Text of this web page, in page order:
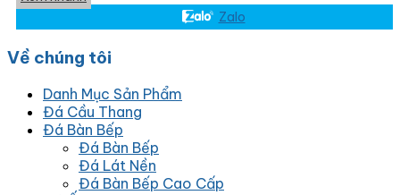
Zalo
Về chúng tôi
Danh Mục Sản Phẩm
Đá Cầu Thang
Đá Bàn Bếp
Đá Bàn Bếp
Đá Lát Nền
Đá Bàn Bếp Cao Cấp